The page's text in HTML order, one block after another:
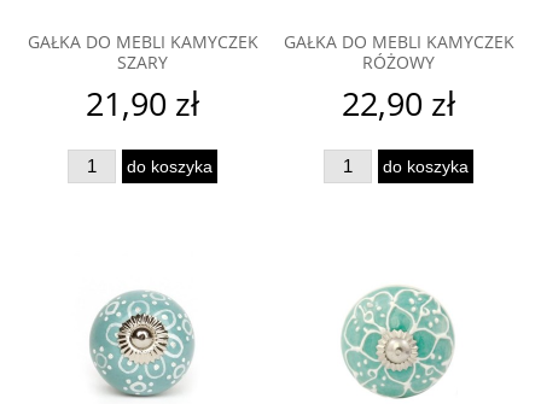
GAŁKA DO MEBLI KAMYCZEK
SZARY
21,90 zł
do koszyka
GAŁKA DO MEBLI KAMYCZEK
RÓŻOWY
22,90 zł
do koszyka